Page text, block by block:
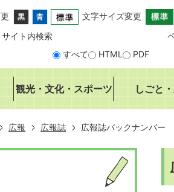
文字サイズ変更
サイト内検索
すべて
HTML PDF
観光・文化・スポーツ しごと
広報 広報誌 広報誌バックナンバー